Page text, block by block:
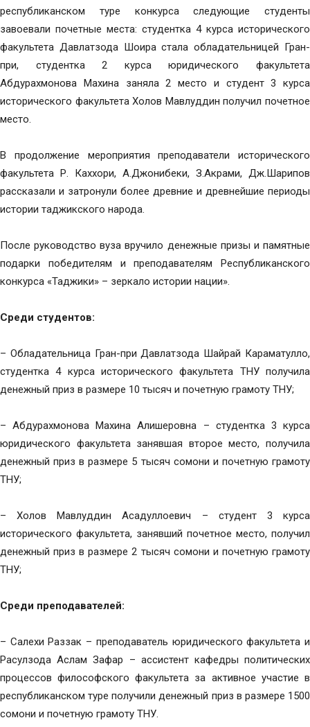
республиканском туре конкурса следующие студенты
завоевали почетные места: студентка 4 курса исторического
факультета Давлатзода Шоира стала обладательницей Гран-
при, студентка 2 курса юридического факультета
Абдурахмонова Махина заняла 2 место и студент 3 курса
исторического факультета Холов Мавлуддин получил почетное
место.
В продолжение мероприятия преподаватели исторического
факультета Р. Каххори, А.Джонибеки, З.Акрами, Дж.Шарипов
рассказали и затронули более древние и древнейшие периоды
истории таджикского народа.
После руководство вуза вручило денежные призы и памятные
подарки победителям и преподавателям Республиканского
конкурса «Таджики» – зеркало истории нации».
Среди студентов:
– Обладательница Гран-при Давлатзода Шайрай Караматулло,
студентка 4 курса исторического факультета ТНУ получила
денежный приз в размере 10 тысяч и почетную грамоту ТНУ;
– Абдурахмонова Махина Алишеровна – студентка 3 курса
юридического факультета занявшая второе место, получила
денежный приз в размере 5 тысяч сомони и почетную грамоту
ТНУ;
– Холов Мавлуддин Асадуллоевич – студент 3 курса
исторического факультета, занявший почетное место, получил
денежный приз в размере 2 тысяч сомони и почетную грамоту
ТНУ;
Среди преподавателей:
– Салехи Раззак – преподаватель юридического факультета и
Расулзода Аслам Зафар – ассистент кафедры политических
процессов философского факультета за активное участие в
республиканском туре получили денежный приз в размере 1500
сомони и почетную грамоту ТНУ.